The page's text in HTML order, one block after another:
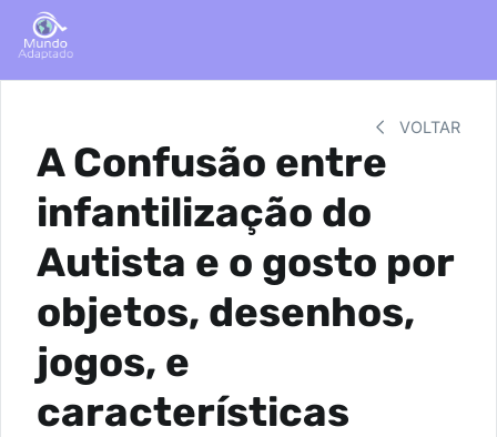
VOLTAR
A Confusão entre
infantilização do
Autista e o gosto por
objetos, desenhos,
jogos, e
características